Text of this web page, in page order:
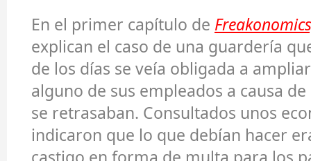
En el primer capítulo de
explican el caso de una guardería
de los días se veía obligada a
alguno de sus empleados a causa
se retrasaban. Consultados unos
indicaron que lo que debían hacer